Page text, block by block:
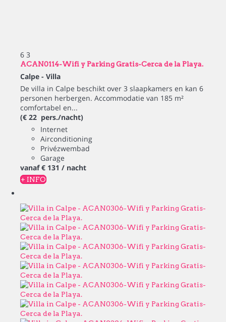
6 3
ACAN0114-Wifi y Parking Gratis-Cerca de la Playa.
Calpe - Villa
De villa in Calpe beschikt over 3 slaapkamers en kan 6
personen herbergen. Accommodatie van 185 m²
comfortabel en...
(€ 22 pers./nacht)
Internet
Airconditioning
Privézwembad
Garage
vanaf € 131 / nacht
+ INFO